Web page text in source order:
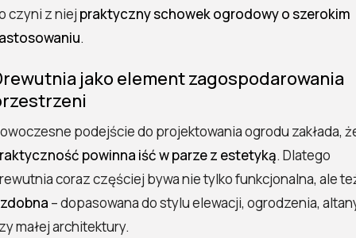
czyni z niej praktyczny schowek ogrodowy o szerokim
.
jako element zagospodarowania
podejście do projektowania ogrodu zakłada,
powinna iść w parze z estetyką. Dlatego
coraz częściej bywa nie tylko funkcjonalna, ale
– dopasowana do stylu elewacji, ogrodzenia,
małej architektury.